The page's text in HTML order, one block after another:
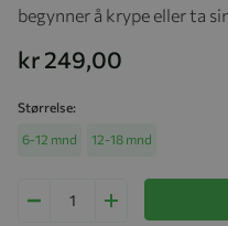
begynner å krype eller ta
kr 249,00
Størrelse
6-12 mnd 12-18 mnd